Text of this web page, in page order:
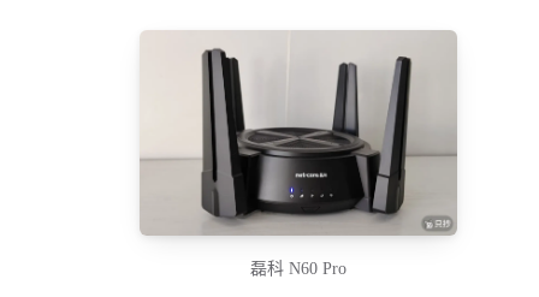
磊科 N60 Pro